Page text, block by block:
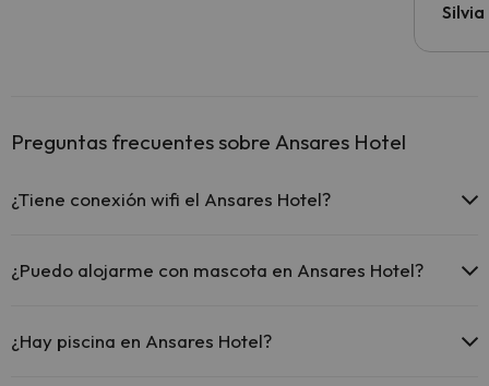
Preguntas frecuentes sobre Ansares Hotel
¿Tiene conexión wifi el Ansares Hotel?
El Ansares Hotel ofrece Wi-Fi gratuito en zonas comunes.
¿Puedo alojarme con mascota en Ansares Hotel?
¿Hay piscina en Ansares Hotel?